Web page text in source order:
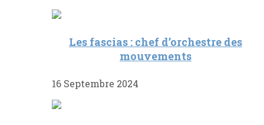
Les fascias : chef d’orchestre des
mouvements
16 Septembre 2024